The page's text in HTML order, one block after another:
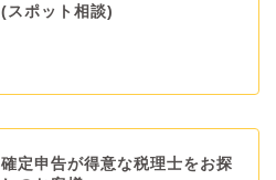
(スポット相談)
確定申告が得意な税理士をお探